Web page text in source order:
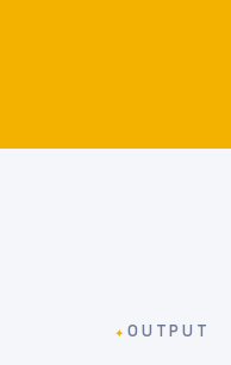
✦OUTPUT